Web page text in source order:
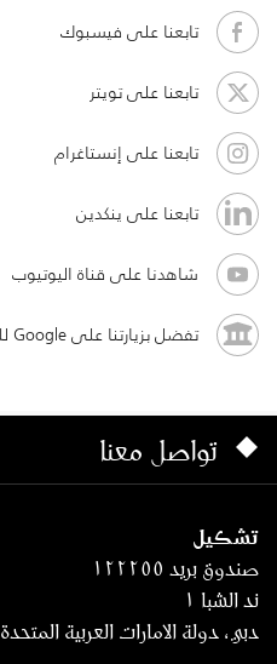
تابعنا على فيسبوك
تابعنا على تويتر
تابعنا على إنستاغرام
تابعنا على ينكدين
شاهدنا على قناة اليوتيوب
تفضل بزيارتنا على Google للفنون والثقافة
تواصل معنا
تشكيل
صندوق بريد ١٢٢٢٥٥
ند الشبا ١
دبي، دولة الامارات العربية المتحدة